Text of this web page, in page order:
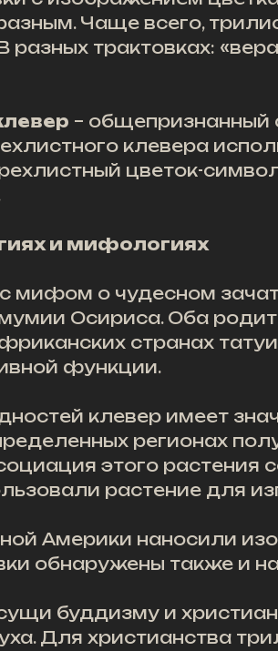
Чаще всего,
разных трактовках:
– общепризнанный
клевера
цветок-
и мифологиях
мифом о чудесном
Осириса. Оба
странах
функции.
клевер имеет
регионах
этого растения
растение для
Америки наносили
обнаружены также и
буддизму и
Для христианства